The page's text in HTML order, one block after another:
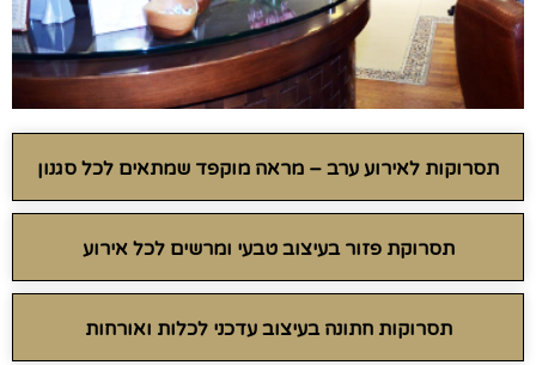
תסרוקות לאירוע ערב – מראה מוקפד שמתאים לכל סגנון
תסרוקת פזור בעיצוב טבעי ומרשים לכל אירוע
תסרוקות חתונה בעיצוב עדכני לכלות ואורחות